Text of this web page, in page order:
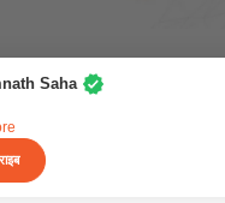
Saha